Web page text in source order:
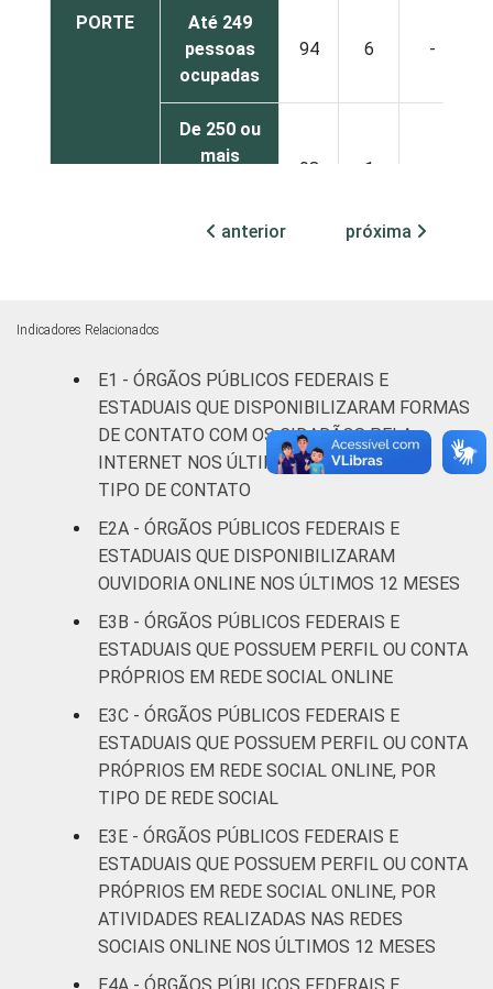
PORTE
Até 249
pessoas
ocupadas
94 6 -
De 250 ou
mais
98 1
Estudos para o Desenvolvimento da
Sociedade da Informação (Cetic.br),
Pesquisa sobre o uso das tecnologias de
informação e comunicação no setor público
brasileiro – TIC Governo Eletrônico 2021.
anterior próxima
Indicadores Relacionados
E1 - ÓRGÃOS PÚBLICOS FEDERAIS E
ESTADUAIS QUE DISPONIBILIZARAM FORMAS
DE CONTATO COM OS CIDADÃOS PELA
INTERNET NOS ÚLTIMOS 12 MESES, POR
TIPO DE CONTATO
E2A - ÓRGÃOS PÚBLICOS FEDERAIS E
ESTADUAIS QUE DISPONIBILIZARAM
OUVIDORIA ONLINE NOS ÚLTIMOS 12 MESES
E3B - ÓRGÃOS PÚBLICOS FEDERAIS E
ESTADUAIS QUE POSSUEM PERFIL OU CONTA
PRÓPRIOS EM REDE SOCIAL ONLINE
E3C - ÓRGÃOS PÚBLICOS FEDERAIS E
ESTADUAIS QUE POSSUEM PERFIL OU CONTA
PRÓPRIOS EM REDE SOCIAL ONLINE, POR
TIPO DE REDE SOCIAL
E3E - ÓRGÃOS PÚBLICOS FEDERAIS E
ESTADUAIS QUE POSSUEM PERFIL OU CONTA
PRÓPRIOS EM REDE SOCIAL ONLINE, POR
ATIVIDADES REALIZADAS NAS REDES
SOCIAIS ONLINE NOS ÚLTIMOS 12 MESES